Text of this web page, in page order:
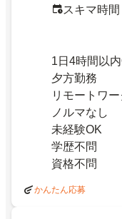
スキマ時間
1日4時間以
夕方勤務
リモートワー
ノルマなし
未経験OK
学歴不問
資格不問
かんたん応募